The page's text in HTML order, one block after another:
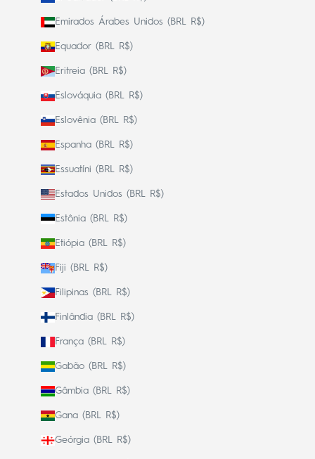
Emirados Árabes Unidos (BRL R$)
Equador (BRL R$)
Eritreia (BRL R$)
Eslováquia (BRL R$)
Eslovênia (BRL R$)
Espanha (BRL R$)
Essuatíni (BRL R$)
Estados Unidos (BRL R$)
Estônia (BRL R$)
Etiópia (BRL R$)
Fiji (BRL R$)
Filipinas (BRL R$)
Finlândia (BRL R$)
França (BRL R$)
Gabão (BRL R$)
Gâmbia (BRL R$)
Gana (BRL R$)
Geórgia (BRL R$)